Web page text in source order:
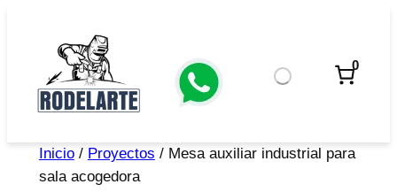
0
Inicio/ Proyectos / Mesa auxiliar industrial para
sala acogedora